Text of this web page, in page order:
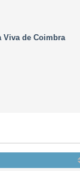
Viva de Coimbra